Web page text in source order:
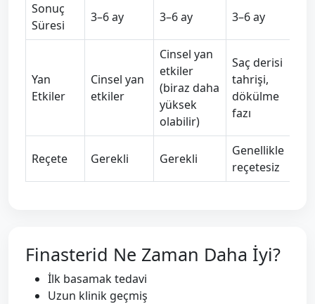
Sonuç
Süresi
3–6 ay 3–6 ay 3–6 ay
Yan
Etkiler
Cinsel yan
etkiler
Cinsel yan
etkiler
(biraz daha
yüksek
olabilir)
Saç derisi
tahrişi,
dökülme
fazı
Reçete Gerekli Gerekli
Genellikle
reçetesiz
Finasterid Ne Zaman Daha İyi?
İlk basamak tedavi
Uzun klinik geçmiş